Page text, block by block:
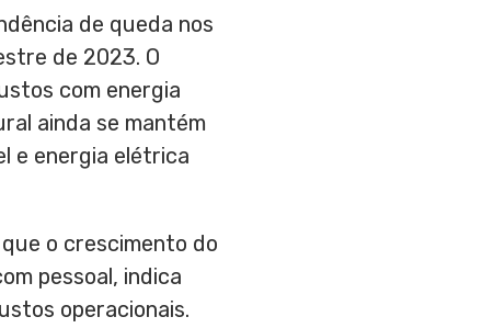
de queda nos
de 2023. O
com energia
ainda se mantém
e energia elétrica
o crescimento do
pessoal, indica
operacionais.